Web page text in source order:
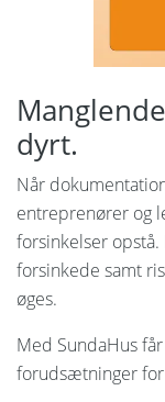
dyrt.
Når
entreprenører og
forsinkelser
forsinkede samt
øges.
Med SundaHus
forudsætninger for